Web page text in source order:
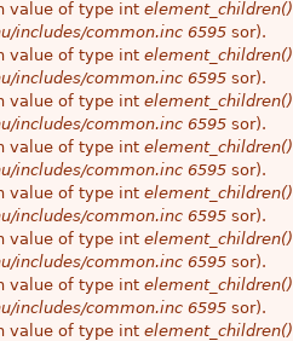
value of type int element_children()
includes/common.inc 6595 sor).
value of type int element_children()
includes/common.inc 6595 sor).
value of type int element_children()
includes/common.inc 6595 sor).
value of type int element_children()
includes/common.inc 6595 sor).
value of type int element_children()
includes/common.inc 6595 sor).
value of type int element_children()
includes/common.inc 6595 sor).
value of type int element_children()
includes/common.inc 6595 sor).
value of type int element_children()